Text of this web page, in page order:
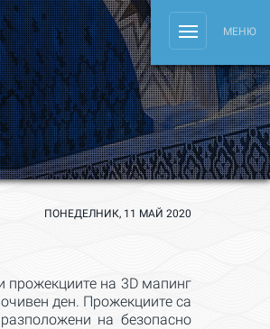
navigationМЕНЮ
ПОНЕДЕЛНИК, 11 МАЙ 2020
прожекциите на 3D мапинг
ден. Прожекциите са
на безопасно